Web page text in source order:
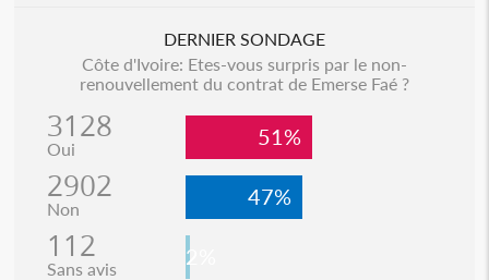
DERNIER SONDAGE
Côte d'Ivoire: Etes-vous surpris par le non-
renouvellement du contrat de Emerse Faé ?
3128
Oui 51%
2902
Non 47%
112
Sans avis 2%